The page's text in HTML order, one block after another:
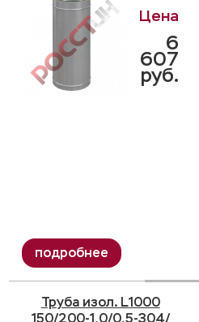
6
607
руб.
Труба изол. L1000
150/200-1,0/0,5-304/